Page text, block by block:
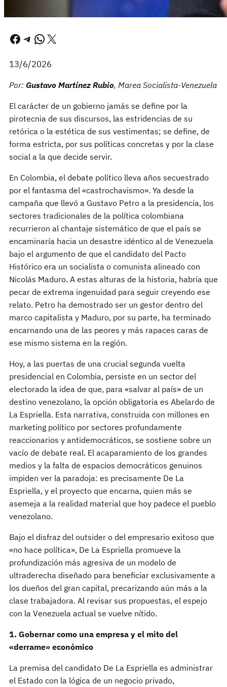
Facebook Telegram WhatsApp X
13/6/2026
Por: Gustavo Martínez Rubio, Marea Socialista-Venezuela
El carácter de un gobierno jamás se define por la
pirotecnia de sus discursos, las estridencias de su
retórica o la estética de sus vestimentas; se define, de
forma estricta, por sus políticas concretas y por la clase
social a la que decide servir.
En Colombia, el debate político lleva años secuestrado
por el fantasma del «castrochavismo». Ya desde la
campaña que llevó a Gustavo Petro a la presidencia, los
sectores tradicionales de la política colombiana
recurrieron al chantaje sistemático de que el país se
encaminaría hacia un desastre idéntico al de Venezuela
bajo el argumento de que el candidato del Pacto
Histórico era un socialista o comunista alineado con
Nicolás Maduro. A estas alturas de la historia, habría que
pecar de extrema ingenuidad para seguir creyendo ese
relato. Petro ha demostrado ser un gestor dentro del
marco capitalista y Maduro, por su parte, ha terminado
encarnando una de las peores y más rapaces caras de
ese mismo sistema en la región.
Hoy, a las puertas de una crucial segunda vuelta
presidencial en Colombia, persiste en un sector del
electorado la idea de que, para «salvar al país» de un
destino venezolano, la opción obligatoria es Abelardo de
La Espriella. Esta narrativa, construida con millones en
marketing político por sectores profundamente
reaccionarios y antidemocráticos, se sostiene sobre un
vacío de debate real. El acaparamiento de los grandes
medios y la falta de espacios democráticos genuinos
impiden ver la paradoja: es precisamente De La
Espriella, y el proyecto que encarna, quien más se
asemeja a la realidad material que hoy padece el pueblo
venezolano.
Bajo el disfraz del outsider o del empresario exitoso que
«no hace política», De La Espriella promueve la
profundización más agresiva de un modelo de
ultraderecha diseñado para beneficiar exclusivamente a
los dueños del gran capital, precarizando aún más a la
clase trabajadora. Al revisar sus propuestas, el espejo
con la Venezuela actual se vuelve nítido.
1. Gobernar como una empresa y el mito del
«derrame» económico
La premisa del candidato De La Espriella es administrar
el Estado con la lógica de un negocio privado,